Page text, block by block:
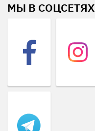
МЫ В СОЦСЕТЯХ